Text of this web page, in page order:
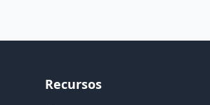
Recursos